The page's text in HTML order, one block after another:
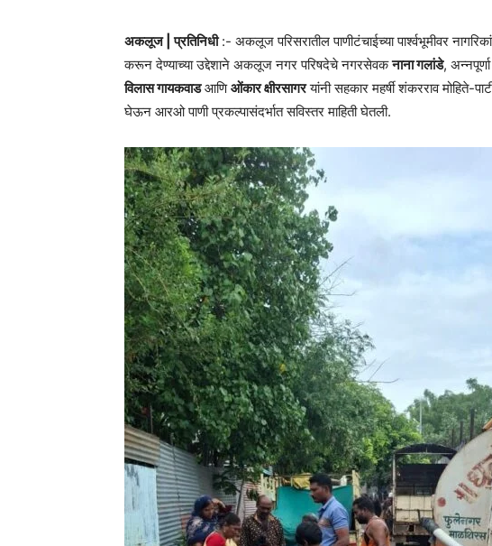
अकलूज | प्रतिनिधी:- अकलूज परिसरातील पाणीटंचाईच्या पार्श्वभूमीवर
करून देण्याच्या उद्देशाने अकलूज नगर परिषदेचे नगरसेवकनाना गलांडे,
विलास गायकवाडआणिओंकार क्षीरसागरयांनी सहकार महर्षी शंकरराव मोहिते-
घेऊन आरओ पाणी प्रकल्पासंदर्भात सविस्तर माहिती घेतली.